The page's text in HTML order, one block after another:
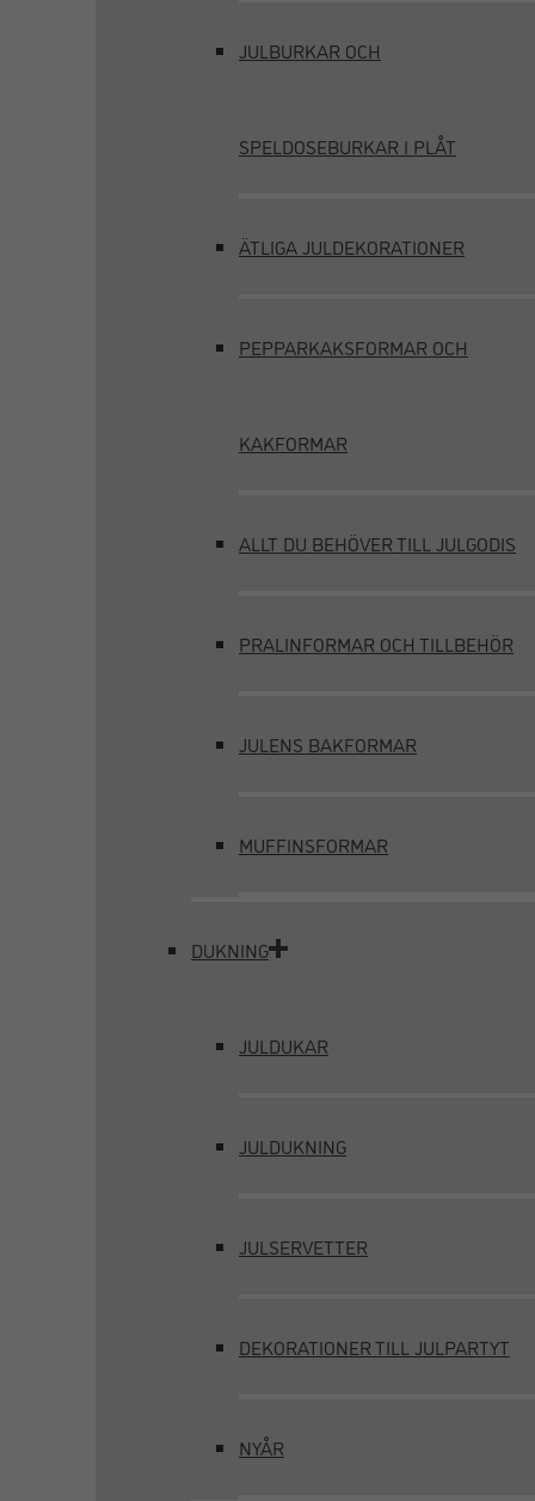
JULBURKAR OCH
SPELDOSEBURKAR I PLÅT
ÄTLIGA JULDEKORATIONER
PEPPARKAKSFORMAR OCH
KAKFORMAR
ALLT DU BEHÖVER TILL JULGODIS
PRALINFORMAR OCH TILLBEHÖR
JULENS BAKFORMAR
MUFFINSFORMAR
DUKNING
JULDUKAR
JULDUKNING
JULSERVETTER
DEKORATIONER TILL JULPARTYT
NYÅR